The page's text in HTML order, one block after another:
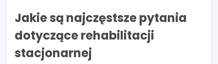
Jakie są najczęstsze pytania
dotyczące rehabilitacji
stacjonarnej